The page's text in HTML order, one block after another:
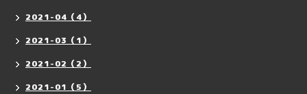
2021-04（4）
2021-03（1）
2021-02（2）
2021-01（5）